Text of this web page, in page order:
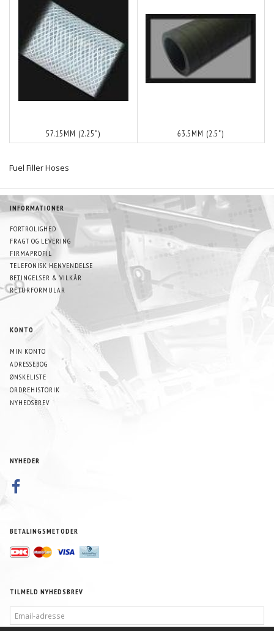
57.15MM (2.25") 63.5MM (2.5")
Fuel Filler Hoses
INFORMATIONER
FORTROLIGHED
FRAGT OG LEVERING
FIRMAPROFIL
TELEFONISK HENVENDELSE
BETINGELSER & VILKÅR
RETURFORMULAR
KONTO
MIN KONTO
ADRESSEBOG
ØNSKELISTE
ORDREHISTORIK
NYHEDSBREV
NYHEDER
BETALINGSMETODER
TILMELD NYHEDSBREV
ADRESSE